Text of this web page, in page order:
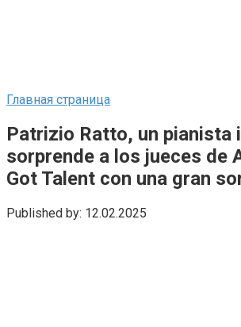
Главная страница
Patrizio Ratto, un pianista
sorprende a los jueces de
Got Talent con una gran
Published by: 12.02.2025